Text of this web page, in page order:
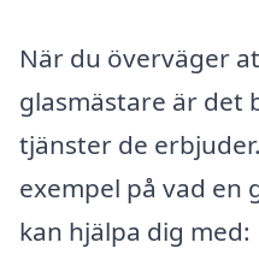
När du överväger
glasmästare är det
tjänster de
exempel på vad en
kan hjälpa dig med: